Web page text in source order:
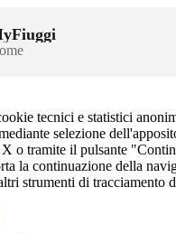
tecnici e statistici
selezione
o tramite il pulsante
la continuazione della
strumenti di tracciamento